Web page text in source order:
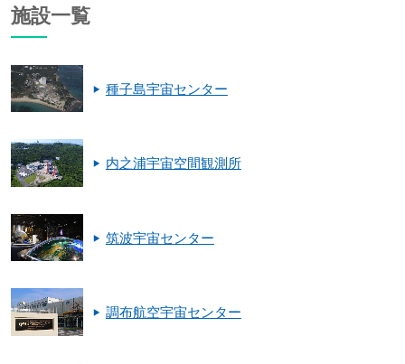
施設一覧
種子島宇宙センター
内之浦宇宙空間観測所
筑波宇宙センター
調布航空宇宙センター